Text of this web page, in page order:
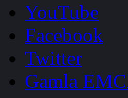
YouTube
Facebook
Twitter
Gamla